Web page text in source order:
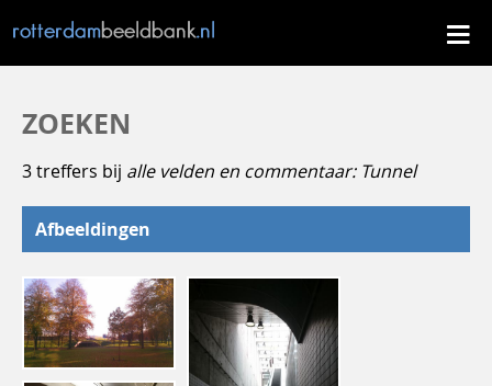
ZOEKEN
3 treffers bij alle velden en commentaar: Tunnel
Afbeeldingen